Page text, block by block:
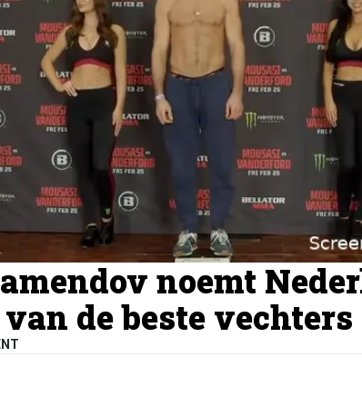
noemt
de beste